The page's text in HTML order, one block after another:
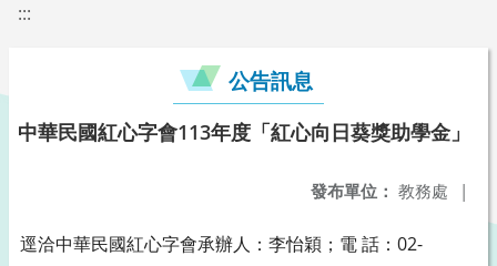
:::
公告訊息
中華民國紅心字會113年度「紅心向日葵獎助學金」
發布單位： 教務處 |
逕洽中華民國紅心字會承辦人：李怡穎；電 話：02-